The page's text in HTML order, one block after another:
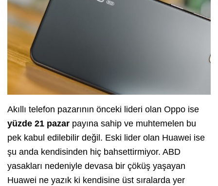
Akıllı telefon pazarının önceki lideri olan Oppo ise
yüzde 21 pazar payına sahip ve muhtemelen bu
pek kabul edilebilir değil. Eski lider olan Huawei ise
şu anda kendisinden hiç bahsettirmiyor. ABD
yasakları nedeniyle devasa bir çöküş yaşayan
Huawei ne yazık ki kendisine üst sıralarda yer